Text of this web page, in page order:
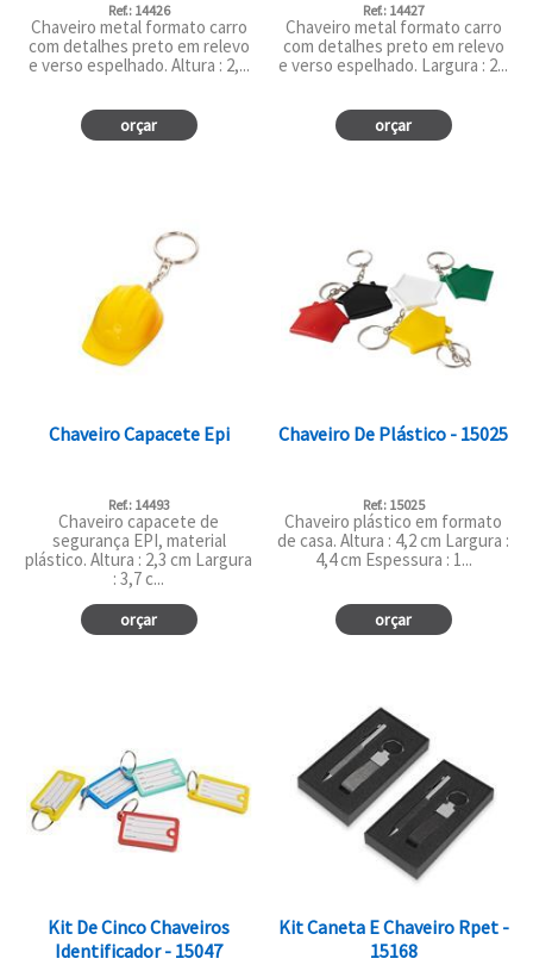
Ref.: 14426
Chaveiro metal formato carro
com detalhes preto em relevo
e verso espelhado. Altura : 2,...
orçar
Ref.: 14427
Chaveiro metal formato carro
com detalhes preto em relevo
e verso espelhado. Largura : 2...
orçar
Chaveiro Capacete Epi
Ref.: 14493
Chaveiro capacete de
segurança EPI, material
plástico. Altura : 2,3 cm Largura
: 3,7 c...
orçar
Chaveiro De Plástico - 15025
Ref.: 15025
Chaveiro plástico em formato
de casa. Altura : 4,2 cm Largura :
4,4 cm Espessura : 1...
orçar
Kit De Cinco Chaveiros
Identificador - 15047
Kit Caneta E Chaveiro Rpet -
15168